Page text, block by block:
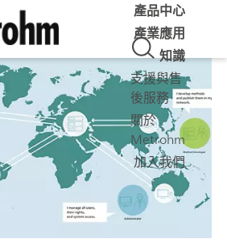
產品中心
產業應用
知識
支援與售
後服務
關於
Metrohm
加入我們